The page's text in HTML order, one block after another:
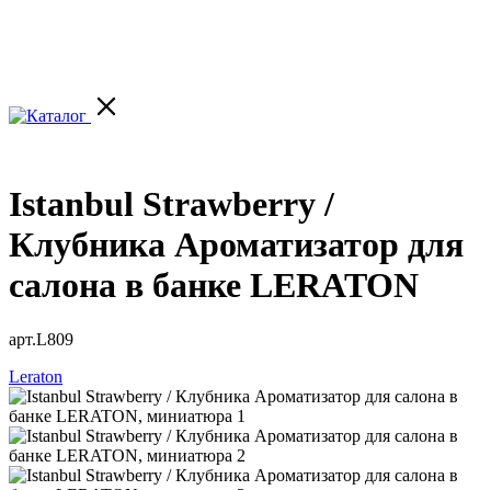
Istanbul Strawberry /
Клубника Ароматизатор для
салона в банке LERATON
арт.L809
Leraton